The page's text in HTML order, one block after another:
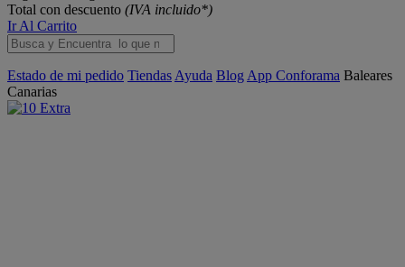
Total con descuento (IVA incluido*)
Ir Al Carrito
Estado de mi pedido Tiendas Ayuda Blog App Conforama Baleares
Canarias